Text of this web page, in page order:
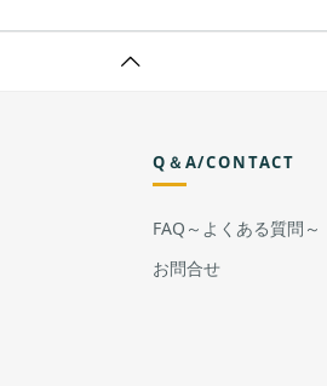
Q＆A/CONTACT
FAQ～よくある質問～
お問合せ